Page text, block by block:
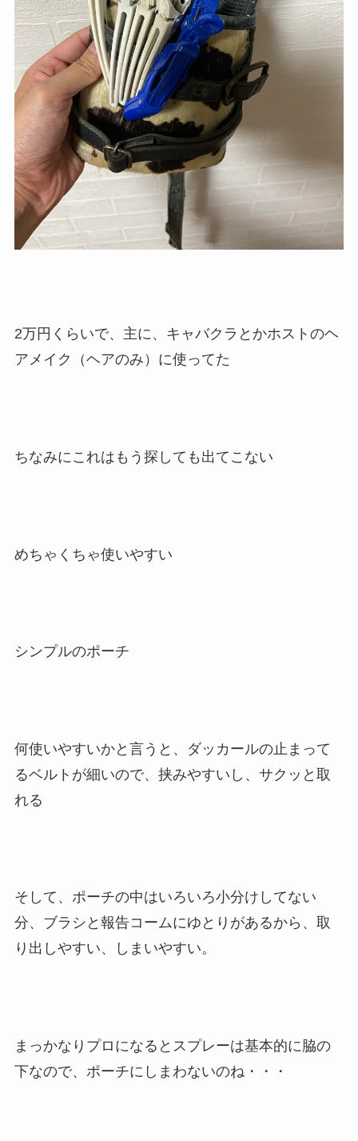
2万円くらいで、主に、キャバクラとかホストのヘ
アメイク（ヘアのみ）に使ってた
ちなみにこれはもう探しても出てこない
めちゃくちゃ使いやすい
シンプルのポーチ
何使いやすいかと言うと、ダッカールの止まって
るベルトが細いので、挟みやすいし、サクッと取
れる
そして、ポーチの中はいろいろ小分けしてない
分、ブラシと報告コームにゆとりがあるから、取
り出しやすい、しまいやすい。
まっかなりプロになるとスプレーは基本的に脇の
下なので、ポーチにしまわないのね・・・